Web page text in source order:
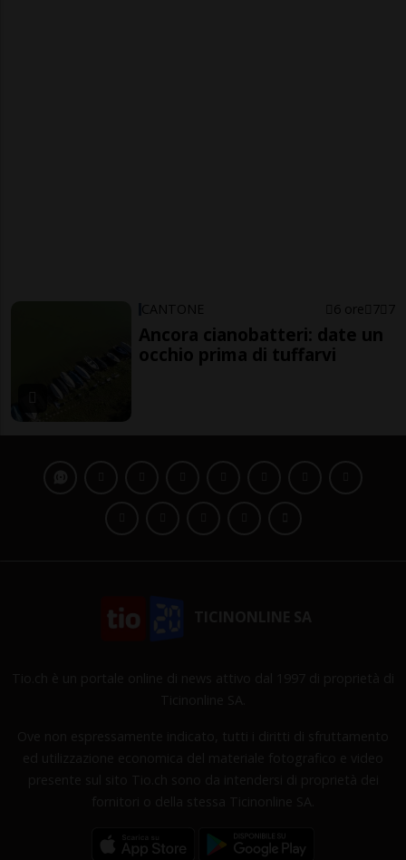
CANTONE 6 ore 7 7
Ancora cianobatteri: date un
occhio prima di tuffarvi